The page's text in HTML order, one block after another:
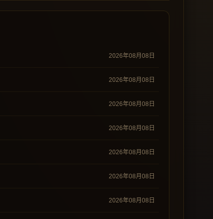
2026年08月08日
2026年08月08日
2026年08月08日
2026年08月08日
2026年08月08日
2026年08月08日
2026年08月08日